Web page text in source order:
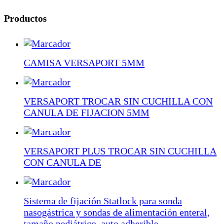
Productos
CAMISA VERSAPORT 5MM
VERSAPORT TROCAR SIN CUCHILLA CON
CANULA DE FIJACION 5MM
VERSAPORT PLUS TROCAR SIN CUCHILLA
CON CANULA DE
Sistema de fijación Statlock para sonda
nasogástrica y sondas de alimentación enteral,